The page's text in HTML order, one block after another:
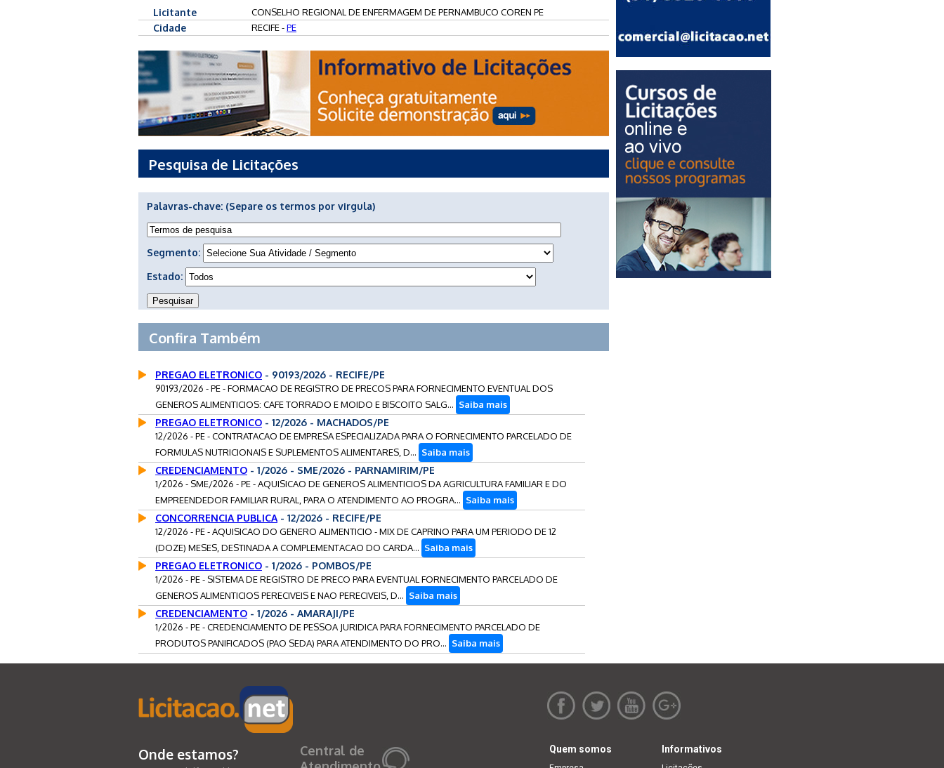
Licitante CONSELHO REGIONAL DE ENFERMAGEM DE PERNAMBUCO COREN PE
Cidade RECIFE -PE
Pesquisa de Licitações
Palavras-chave: (Separe os termos por virgula)
Segmento:
Estado:
Confira Também
PREGAO ELETRONICO - 90193/2026 - RECIFE/PE
90193/2026 - PE - FORMACAO DE REGISTRO DE PRECOS PARA FORNECIMENTO EVENTUAL DOS
GENEROS ALIMENTICIOS: CAFE TORRADO E MOIDO E BISCOITO SALG... Saiba mais
PREGAO ELETRONICO - 12/2026 - MACHADOS/PE
12/2026 - PE - CONTRATACAO DE EMPRESA ESPECIALIZADA PARA O FORNECIMENTO PARCELADO DE
FORMULAS NUTRICIONAIS E SUPLEMENTOS ALIMENTARES, D... Saiba mais
CREDENCIAMENTO - 1/2026 - SME/2026 - PARNAMIRIM/PE
1/2026 - SME/2026 - PE - AQUISICAO DE GENEROS ALIMENTICIOS DA AGRICULTURA FAMILIAR E DO
EMPREENDEDOR FAMILIAR RURAL, PARA O ATENDIMENTO AO PROGRA... Saiba mais
CONCORRENCIA PUBLICA - 12/2026 - RECIFE/PE
12/2026 - PE - AQUISICAO DO GENERO ALIMENTICIO - MIX DE CAPRINO PARA UM PERIODO DE 12
(DOZE) MESES, DESTINADA A COMPLEMENTACAO DO CARDA... Saiba mais
PREGAO ELETRONICO - 1/2026 - POMBOS/PE
1/2026 - PE - SISTEMA DE REGISTRO DE PRECO PARA EVENTUAL FORNECIMENTO PARCELADO DE
GENEROS ALIMENTICIOS PERECIVEIS E NAO PERECIVEIS, D... Saiba mais
CREDENCIAMENTO - 1/2026 - AMARAJI/PE
1/2026 - PE - CREDENCIAMENTO DE PESSOA JURIDICA PARA FORNECIMENTO PARCELADO DE
PRODUTOS PANIFICADOS (PAO SEDA) PARA ATENDIMENTO DO PRO... Saiba mais
Onde estamos?
Central de
Quem somos Informativos